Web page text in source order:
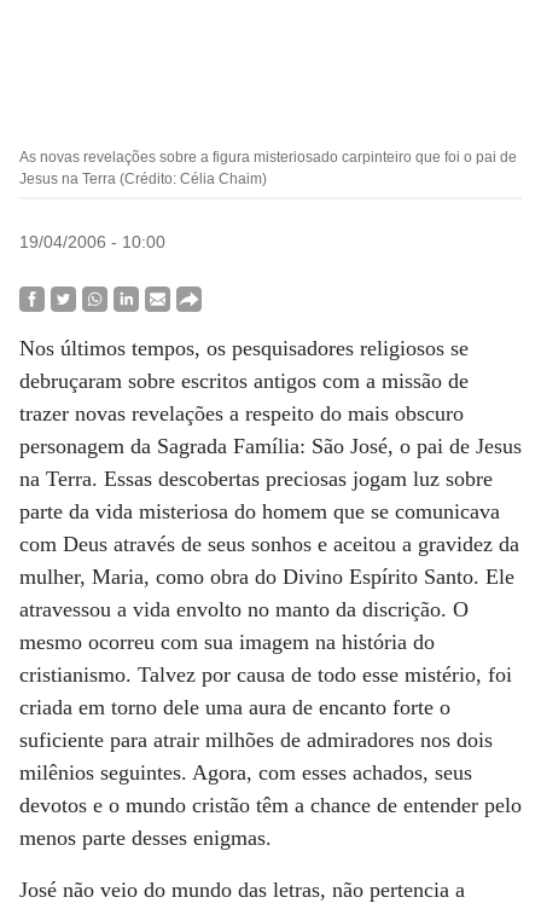
As novas revelações sobre a figura misteriosado carpinteiro que foi o pai de
Jesus na Terra (Crédito: Célia Chaim)
19/04/2006 - 10:00
Nos últimos tempos, os pesquisadores religiosos se
debruçaram sobre escritos antigos com a missão de
trazer novas revelações a respeito do mais obscuro
personagem da Sagrada Família: São José, o pai de Jesus
na Terra. Essas descobertas preciosas jogam luz sobre
parte da vida misteriosa do homem que se comunicava
com Deus através de seus sonhos e aceitou a gravidez da
mulher, Maria, como obra do Divino Espírito Santo. Ele
atravessou a vida envolto no manto da discrição. O
mesmo ocorreu com sua imagem na história do
cristianismo. Talvez por causa de todo esse mistério, foi
criada em torno dele uma aura de encanto forte o
suficiente para atrair milhões de admiradores nos dois
milênios seguintes. Agora, com esses achados, seus
devotos e o mundo cristão têm a chance de entender pelo
menos parte desses enigmas.
José não veio do mundo das letras, não pertencia a